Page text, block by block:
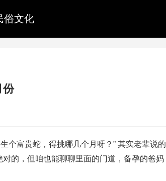
俗文化
份
个富贵蛇，得挑哪几个月呀？” 其实老辈说的
对的，但咱也能聊聊里面的门道，备孕的爸妈